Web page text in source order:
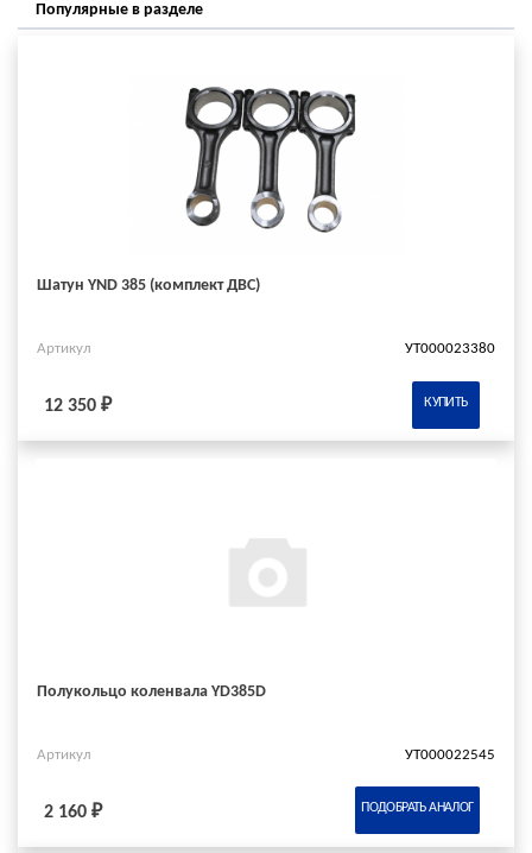
Популярные в разделе
Шатун YND 385 (комплект ДВС)
Артикул УТ000023380
12 350 ₽ КУПИТЬ
Полукольцо коленвала YD385D
Артикул УТ000022545
2 160 ₽ ПОДОБРАТЬ АНАЛОГ